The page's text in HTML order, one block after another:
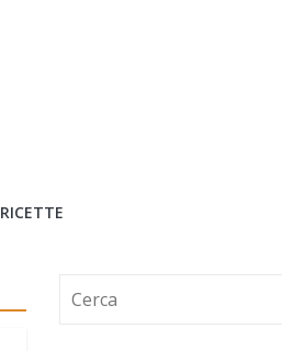
RICETTE